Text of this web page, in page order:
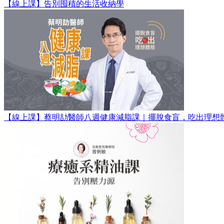
【線上課】告別囤積的生活收納學
【線上課】蔡明劼醫師八週健康減脂課｜擺脫食盲，吃出理想